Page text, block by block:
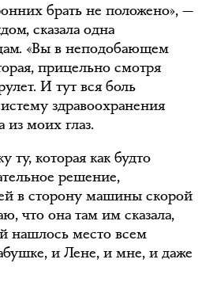
брать не положено», —
сказала одна
«Вы в неподобающем
прицельно смотря
И тут вся боль
здравоохранения
моих глаз.
ту, которая как будто
решение,
в сторону машины скорой
что она там им сказала,
нашлось место всем
и Лене, и мне, и даже